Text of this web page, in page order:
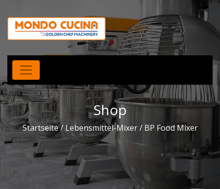
Shop
Startseite/Lebensmittel-Mixer/ BP Food Mixer